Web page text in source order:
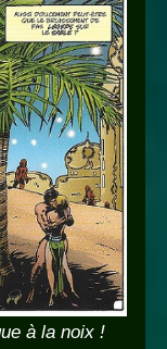
à la noix !